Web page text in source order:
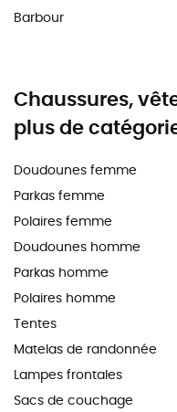
Barbour
Chaussures,
plus de
Doudounes femme
Parkas femme
Polaires femme
Doudounes homme
Parkas homme
Polaires homme
Tentes
Matelas de randonnée
Lampes frontales
Sacs de couchage